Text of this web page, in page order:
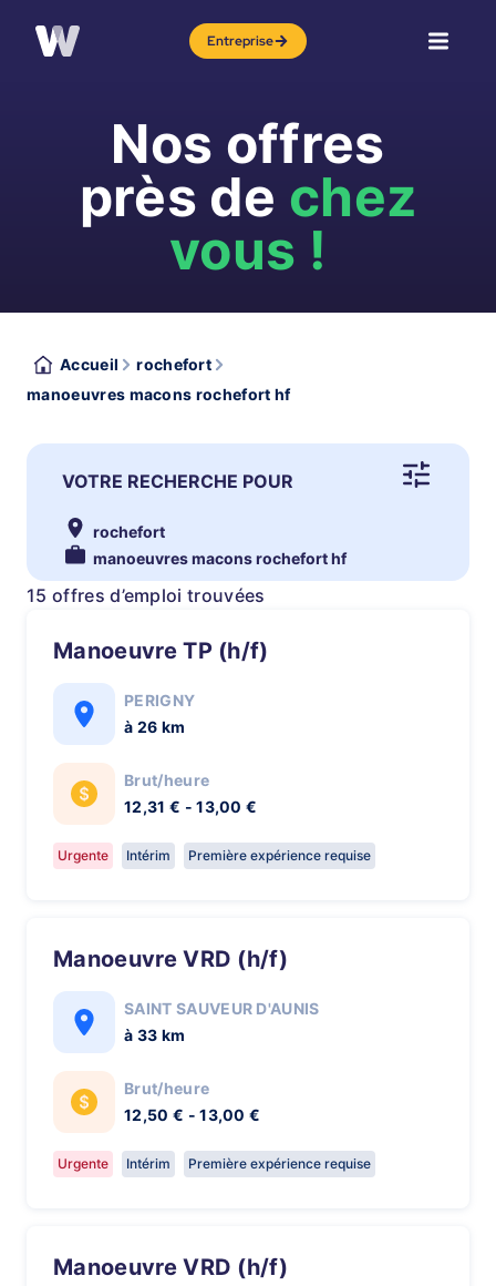
Entreprise
Nos offres
près de chez
vous !
Accueil
rochefort
manoeuvres macons rochefort hf
VOTRE RECHERCHE POUR
rochefort
manoeuvres macons rochefort hf
15 offres d’emploi trouvées
Manoeuvre TP (h/f)
PERIGNY
à 26 km
Brut/heure
12,31 € - 13,00 €
Urgente Intérim Première expérience requise
Manoeuvre VRD (h/f)
SAINT SAUVEUR D'AUNIS
à 33 km
Brut/heure
12,50 € - 13,00 €
Urgente Intérim Première expérience requise
Manoeuvre VRD (h/f)